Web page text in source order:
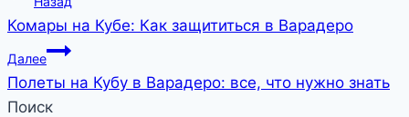
по
записям
Комары на Кубе: Как защититься в Варадеро
Далее
Полеты на Кубу в Варадеро: все, что нужно знать
Поиск